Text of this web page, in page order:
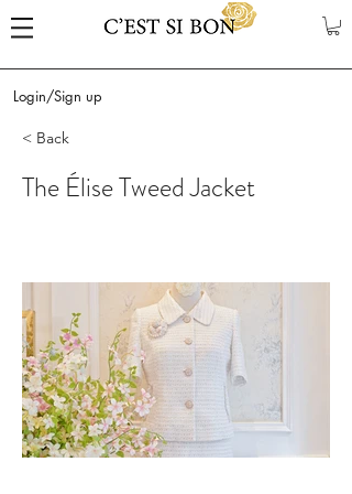
Login/Sign up
< Back
The Élise Tweed Jacket